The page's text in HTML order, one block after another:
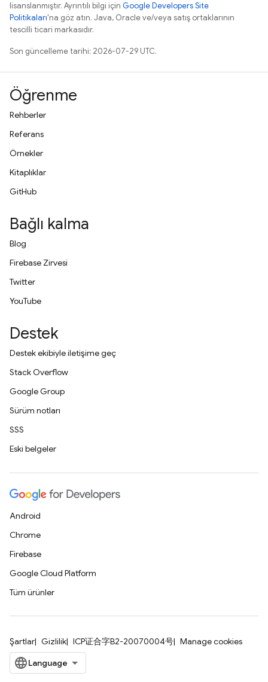
lisanslanmıştır. Ayrıntılı bilgi için Google Developers Site
Politikaları'na göz atın. Java, Oracle ve/veya satış ortaklarının
tescilli ticari markasıdır.
Son güncelleme tarihi: 2026-07-29 UTC.
Öğrenme
Rehberler
Referans
Örnekler
Kitaplıklar
GitHub
Bağlı kalma
Blog
Firebase Zirvesi
Twitter
YouTube
Destek
Destek ekibiyle iletişime geç
Stack Overflow
Google Group
Sürüm notları
SSS
Eski belgeler
Android
Chrome
Firebase
Google Cloud Platform
Tüm ürünler
Şartlar Gizlilik ICP证合字B2-20070004号 Manage cookies